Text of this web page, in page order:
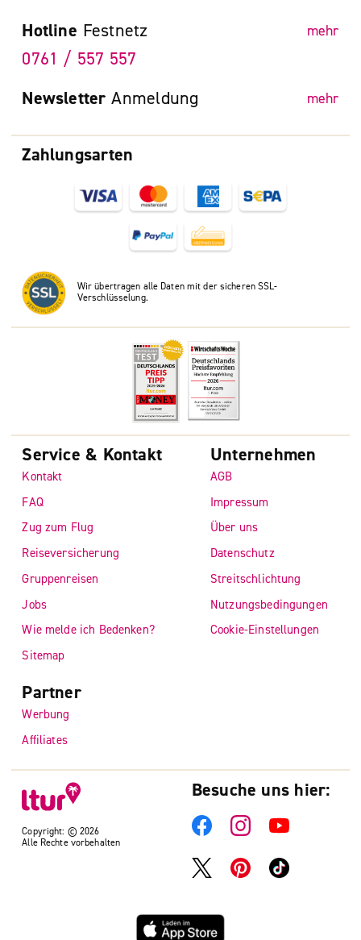
Zahlungsarten
Wir übertragen alle Daten mit der sicheren SSL-
Verschlüsselung.
Hotline Festnetz mehr
0761 / 557 557
Newsletter Anmeldung mehr
Copyright: © 2026
Alle Rechte vorbehalten
Service & Kontakt
Kontakt
FAQ
Zug zum Flug
Reiseversicherung
Gruppenreisen
Jobs
Wie melde ich Bedenken?
Sitemap
Unternehmen
AGB
Impressum
Über uns
Datenschutz
Streitschlichtung
Nutzungsbedingungen
Cookie-Einstellungen
Partner
Werbung
Affiliates
Besuche uns hier: